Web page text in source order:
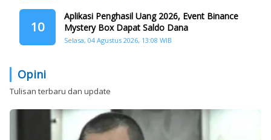
10
Aplikasi Penghasil Uang 2026, Event Binance
Mystery Box Dapat Saldo Dana
Selasa, 04 Agustus 2026, 13:08 WIB
Opini
Tulisan terbaru dan update